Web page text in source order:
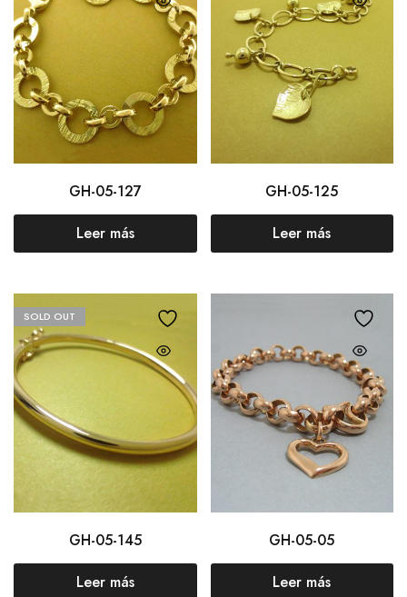
GH-05-127
Leer más
GH-05-125
Leer más
SOLD OUT
GH-05-145
Leer más
GH-05-05
Leer más